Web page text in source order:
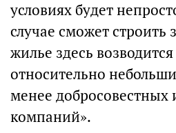
условиях будет
случае сможет строить
жилье здесь
относительно
менее
компаний».